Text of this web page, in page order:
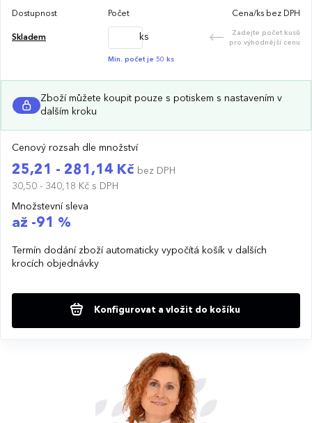
Dostupnost Počet Cena/ks bez DPH
Skladem ks
Zadejte počet kusů
pro výhodnější cenu
Min. počet je 50 ks
Zboží můžete koupit pouze s potiskem s nastavením v
dalším kroku
Cenový rozsah dle množství
25,21 - 281,14 Kč bez DPH
30,50 - 340,18 Kč s DPH
Množstevní sleva
až -91 %
Termín dodání zboží automaticky vypočítá košík v dalších
krocích objednávky
Konfigurovat a vložit do košíku